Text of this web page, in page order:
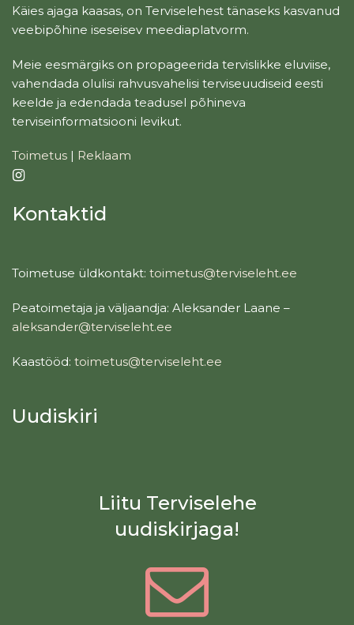
Käies ajaga kaasas, on Terviselehest tänaseks kasvanud
veebipõhine iseseisev meediaplatvorm.
Meie eesmärgiks on propageerida tervislikke eluviise,
vahendada olulisi rahvusvahelisi terviseuudiseid eesti
keelde ja edendada teadusel põhineva
terviseinformatsiooni levikut.
Toimetus | Reklaam
Kontaktid
Toimetuse üldkontakt: toimetus@terviseleht.ee
Peatoimetaja ja väljaandja: Aleksander Laane –
aleksander@terviseleht.ee
Kaastööd: toimetus@terviseleht.ee
Uudiskiri
Liitu Terviselehe
uudiskirjaga!